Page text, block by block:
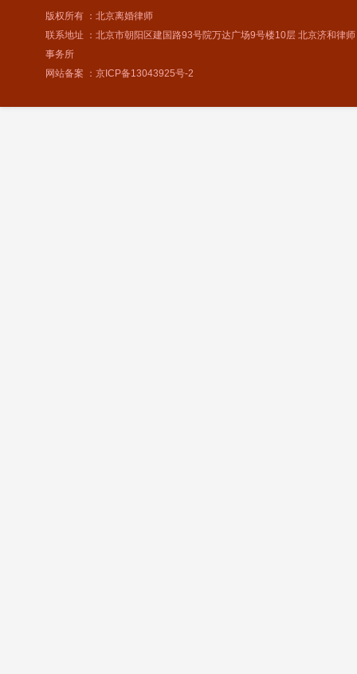
版权所有 ：北京离婚律师
联系地址 ：北京市朝阳区建国路93号院万达广场9号楼10层 北京济和律师
事务所
网站备案 ： 京ICP备13043925号-2